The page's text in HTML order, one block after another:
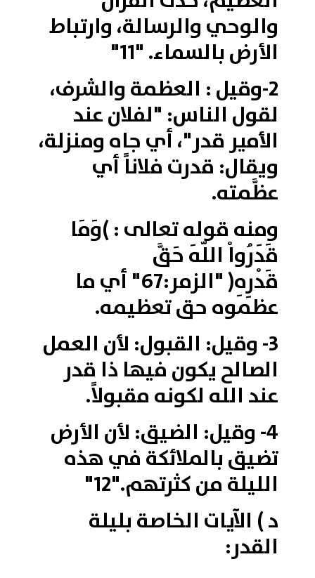
والوحي والرسالة، وارتباط
الأرض بالسماء. "11"
2-وقيل : العظمة والشرف،
لقول الناس: "لفلان عند
الأمير قدر"، أي جاه ومنزلة،
ويقال: قدرت فلاناً أي
عظَّمته.
ومنه قوله تعالى : )وَمَا
قَدَرُواْ اللّهَ حَقَّ
قَدْرِهِ( "الزمر:67" أي ما
عظموه حق تعظيمه.
3- وقيل: القبول: لأن العمل
الصالح يكون فيها ذا قدر
عند الله لكونه مقبولاً.
4- وقيل: الضيق: لأن الأرض
تضيق بالملائكة في هذه
الليلة من كثرتهم."12"
د ) الآيات الخاصة بليلة
القدر: